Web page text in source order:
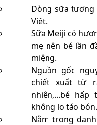
Dòng sữa
Việt.
Sữa Meiji có
mẹ nên bé lần
miệng.
Nguồn gốc
chiết xuất từ
nhiên,...bé
không lo táo bón.
Nằm trong